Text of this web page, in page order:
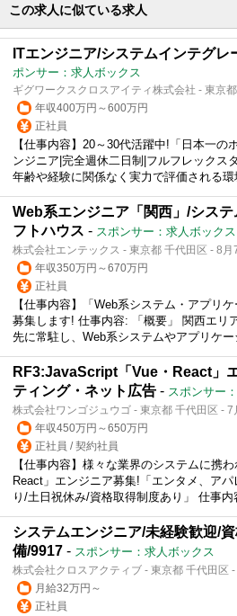
この求人に似ている求人
ITエンジニア/システムインテグレ
ポンサー：求人ボックス
ギグワークスクロスアイティ株式会社 - 東京
年収400万円～600万円
正社員
【仕事内容】20～30代活躍中!「日本一の
ンジニア|完全週休二日制|フルフレックス
年齢や経験に関係なく実力で評価される環
Web系エンジニア「関西」/シス
フトハウス - スポンサー：求人ボックス
株式会社エンテックス - 東京都 千代田区 - 8月
年収350万円～670万円
正社員
【仕事内容】「Web系システム・アプリ
募集します! 仕事内容: 「概要」 関西エリ
先に常駐し、Web系システムやアプリケー
RF3:JavaScript「Vue・React」
ティング・ネット広告 - スポンサー
株式会社ワンゴジュウゴ - 東京都 千代田区 - 7
年収450万円～650万円
正社員 / 契約社員
【仕事内容】様々な業界のシステムに携
React」エンジニア募集!「エンタメ、ア
り/土日祝休み/資格取得制度あり」 仕事内
システムエンジニア/未経験歓迎/
備/9917 - スポンサー：求人ボックス
株式会社クロスアクティブ - 東京都 千代田区
月給32万円～
正社員